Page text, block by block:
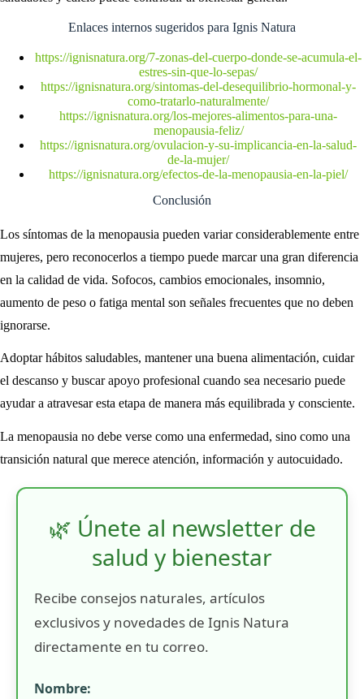
Enlaces internos sugeridos para Ignis Natura
https://ignisnatura.org/7-zonas-del-cuerpo-donde-se-acumula-el-
estres-sin-que-lo-sepas/
https://ignisnatura.org/sintomas-del-desequilibrio-hormonal-y-
como-tratarlo-naturalmente/
https://ignisnatura.org/los-mejores-alimentos-para-una-
menopausia-feliz/
https://ignisnatura.org/ovulacion-y-su-implicancia-en-la-salud-
de-la-mujer/
https://ignisnatura.org/efectos-de-la-menopausia-en-la-piel/
Conclusión
Los síntomas de la menopausia pueden variar considerablemente entre
mujeres, pero reconocerlos a tiempo puede marcar una gran diferencia
en la calidad de vida. Sofocos, cambios emocionales, insomnio,
aumento de peso o fatiga mental son señales frecuentes que no deben
ignorarse.
Adoptar hábitos saludables, mantener una buena alimentación, cuidar
el descanso y buscar apoyo profesional cuando sea necesario puede
ayudar a atravesar esta etapa de manera más equilibrada y consciente.
La menopausia no debe verse como una enfermedad, sino como una
transición natural que merece atención, información y autocuidado.
🌿 Únete al newsletter de
salud y bienestar
Recibe consejos naturales, artículos
exclusivos y novedades de Ignis Natura
directamente en tu correo.
Nombre: